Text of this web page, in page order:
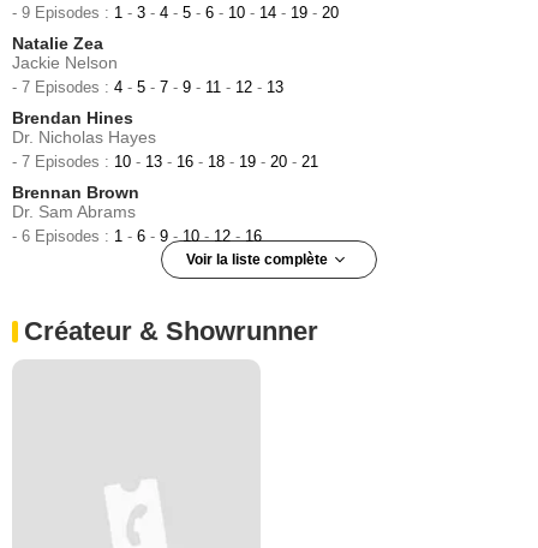
- 9 Episodes : 1 - 3 - 4 - 5 - 6 - 10 - 14 - 19 - 20
Natalie Zea
Jackie Nelson
- 7 Episodes : 4 - 5 - 7 - 9 - 11 - 12 - 13
Brendan Hines
Dr. Nicholas Hayes
- 7 Episodes : 10 - 13 - 16 - 18 - 19 - 20 - 21
Brennan Brown
Dr. Sam Abrams
- 6 Episodes : 1 - 6 - 9 -10-12-16
Voir la liste complète
- 6 Episodes : 2- 3-6-9-19-22
Henderson Wade
2-3
Jeremy Shouldis
Créateur & Showrunner